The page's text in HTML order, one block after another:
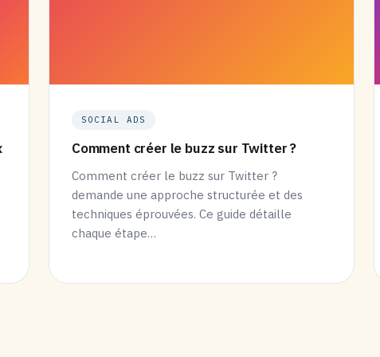
SOCIAL ADS
Comment créer le buzz sur Twitter ?
Comment créer le buzz sur Twitter ?
demande une approche structurée et des
techniques éprouvées. Ce guide détaille
chaque étape…